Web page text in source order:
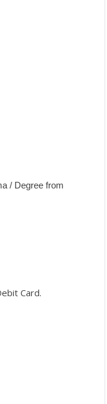
/ Degree from
Card.